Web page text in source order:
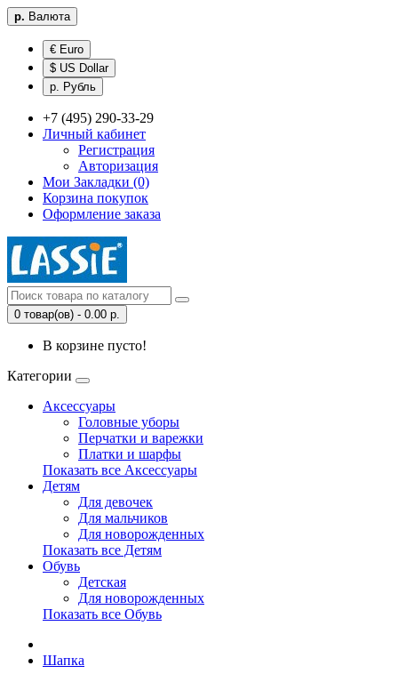
р. Валюта
€ Euro
$ US Dollar
р. Рубль
+7 (495) 290-33-29
Личный кабинет
Регистрация
Авторизация
Мои Закладки (0)
Корзина покупок
Оформление заказа
0 товар(ов) - 0.00 р.
В корзине пусто!
Категории
Аксессуары
Головные уборы
Перчатки и варежки
Платки и шарфы
Показать все Аксессуары
Детям
Для девочек
Для мальчиков
Для новорожденных
Показать все Детям
Обувь
Детская
Для новорожденных
Показать все Обувь
Шапка